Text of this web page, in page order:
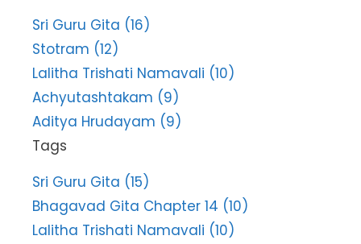
Sri Guru Gita (16)
Stotram (12)
Lalitha Trishati Namavali (10)
Achyutashtakam (9)
Aditya Hrudayam (9)
Tags
Sri Guru Gita (15)
Bhagavad Gita Chapter 14 (10)
Lalitha Trishati Namavali (10)